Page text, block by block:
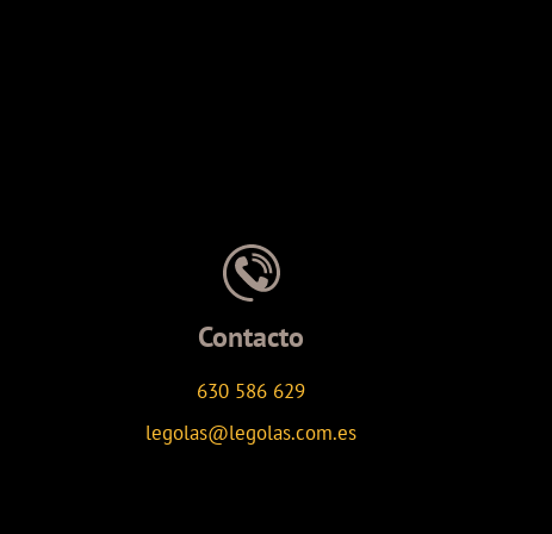
Contacto
630 586 629
legolas@legolas.com.es